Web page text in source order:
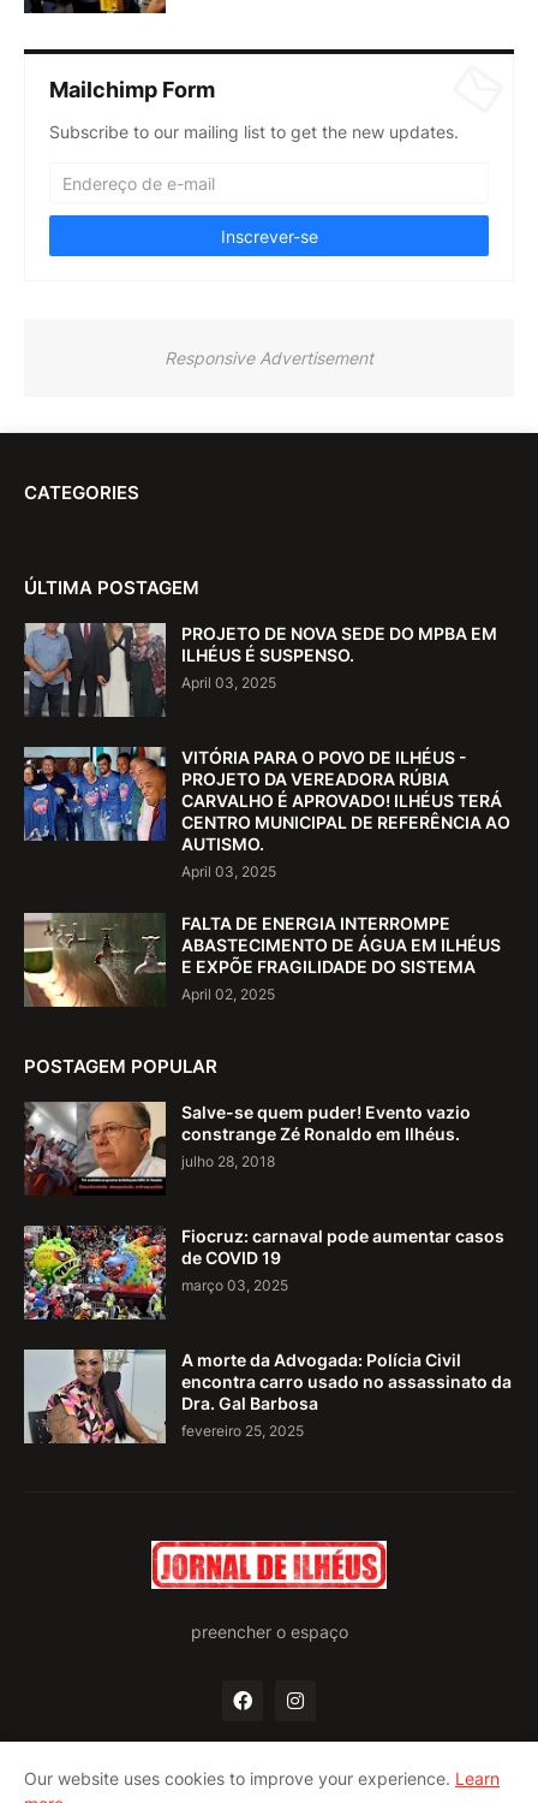
Mailchimp Form
Subscribe to our mailing list to get the new updates.
Responsive Advertisement
CATEGORIES
ÚLTIMA POSTAGEM
PROJETO DE NOVA SEDE DO MPBA EM
ILHÉUS É SUSPENSO.
April 03, 2025
VITÓRIA PARA O POVO DE ILHÉUS -
PROJETO DA VEREADORA RÚBIA
CARVALHO É APROVADO! ILHÉUS TERÁ
CENTRO MUNICIPAL DE REFERÊNCIA AO
AUTISMO.
April 03, 2025
FALTA DE ENERGIA INTERROMPE
ABASTECIMENTO DE ÁGUA EM ILHÉUS
E EXPÕE FRAGILIDADE DO SISTEMA
April 02, 2025
POSTAGEM POPULAR
Salve-se quem puder! Evento vazio
constrange Zé Ronaldo em Ilhéus.
julho 28, 2018
Fiocruz: carnaval pode aumentar casos
de COVID 19
março 03, 2025
A morte da Advogada: Polícia Civil
encontra carro usado no assassinato da
Dra. Gal Barbosa
fevereiro 25, 2025
preencher o espaço
Our website uses cookies to improve your experience. Learn